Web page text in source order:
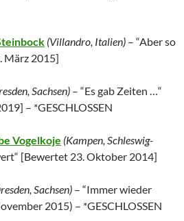
(Villandro, Italien) – “Aber so
März 2015]
Sachsen) – “Es gab Zeiten …“
] – *GESCHLOSSEN
Vogelkoje (Kampen, Schleswig-
[Bewertet 23. Oktober 2014]
Sachsen) – “Immer wieder
2015) – *GESCHLOSSEN